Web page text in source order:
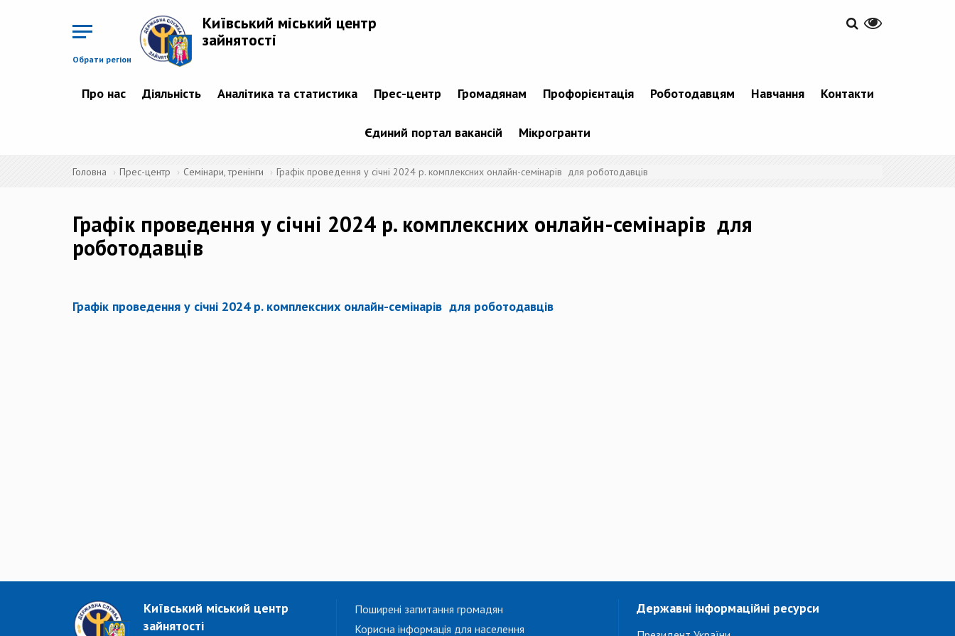
Обрати регіон
Київський міський центр
зайнятості
Про нас Діяльність Аналітика та статистика Прес-центр Громадянам Профорієнтація Роботодавцям Навчання Контакти
Єдиний портал вакансій Мікрогранти
Головна Прес-центр Семінари, тренінги Графік проведення у січні 2024 р. комплексних онлайн-семінарів для роботодавців
Графік проведення у січні 2024 р. комплексних онлайн-семінарів для
роботодавців
Графік проведення у січні 2024 р. комплексних онлайн-семінарів для роботодавців
Київський міський центр
зайнятості
Поширені запитання громадян
Корисна інформація для населення
Державні інформаційні ресурси